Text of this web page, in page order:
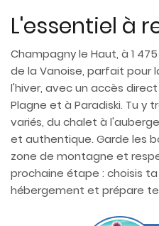
L'essentiel à
Champagny le Haut, à 1
de la Vanoise, parfait pour
l'hiver, avec un accès
Plagne et à Paradiski. Tu y
variés, du chalet à
et authentique. Garde les
zone de montagne et
prochaine étape : choisis
hébergement et prépare